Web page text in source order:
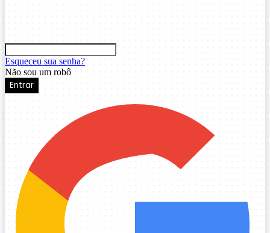
Esqueceu sua senha?
Não sou um robô
Entrar